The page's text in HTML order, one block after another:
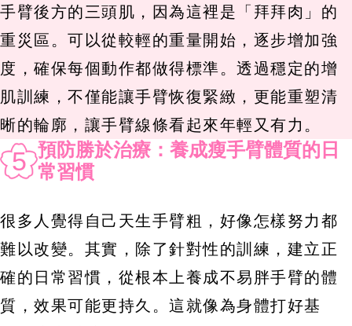
手臂後方的三頭肌，因為這裡是「拜拜肉」的
重災區。可以從較輕的重量開始，逐步增加強
度，確保每個動作都做得標準。透過穩定的增
肌訓練，不僅能讓手臂恢復緊緻，更能重塑清
晰的輪廓，讓手臂線條看起來年輕又有力。
5 預防勝於治療：養成瘦手臂體質的日
常習慣
很多人覺得自己天生手臂粗，好像怎樣努力都
難以改變。其實，除了針對性的訓練，建立正
確的日常習慣，從根本上養成不易胖手臂的體
質，效果可能更持久。這就像為身體打好基